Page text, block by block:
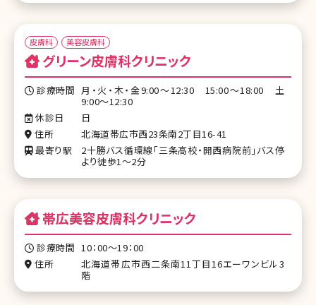
皮膚科 美容皮膚科
グリーン皮膚科クリニック
診療時間 月・火・木・金9:00～12:30 15:00～18:00 土
9:00～12:30
休診日
日
住所
北海道帯広市西23条南2丁目16-41
最寄り駅
2十勝バス循環線「三条高校・開西病院前」バス停
より徒歩1～2分
帯広美容皮膚科クリニック
診療時間 10：00～19：00
住所
北海道帯広市西二条南11丁目16エーワンビル3
階